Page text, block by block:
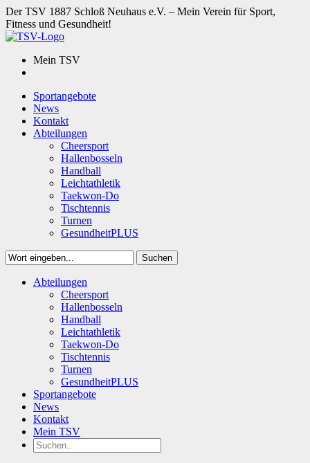
Der TSV 1887 Schloß Neuhaus e.V. – Mein Verein für Sport,
Fitness und Gesundheit!
Mein TSV
Sportangebote
News
Kontakt
Abteilungen
Cheersport
Hallenbosseln
Handball
Leichtathletik
Taekwon-Do
Tischtennis
Turnen
GesundheitPLUS
Suchen
SuchenAbteilungen
Cheersport
Hallenbosseln
Handball
Leichtathletik
Taekwon-Do
Tischtennis
Turnen
GesundheitPLUS
Sportangebote
News
Kontakt
Mein TSV